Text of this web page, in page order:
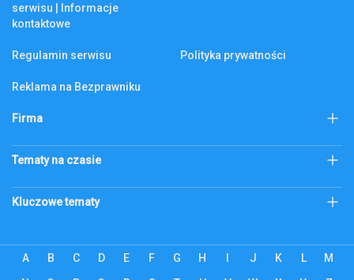
serwisu | Informacje
kontaktowe
Regulamin serwisu Polityka prywatności
Reklama na Bezprawniku
Firma
KSeF
Tematy na czasie
Złoto
Edukacja
Energetyka
Kluczowe tematy
Alior Bank
ZUS
A B C D E F G H I J K L
M